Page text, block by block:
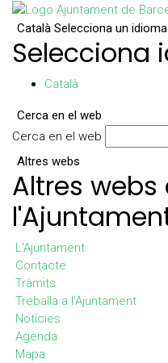
Català Selecciona un idioma
Selecciona
Català
Cerca en el web
Cerca en el web
Altres webs
Altres webs
L'Ajuntament
Contacte
Tràmits
Treballa a l'Ajuntament
Notícies
Agenda
Mapa